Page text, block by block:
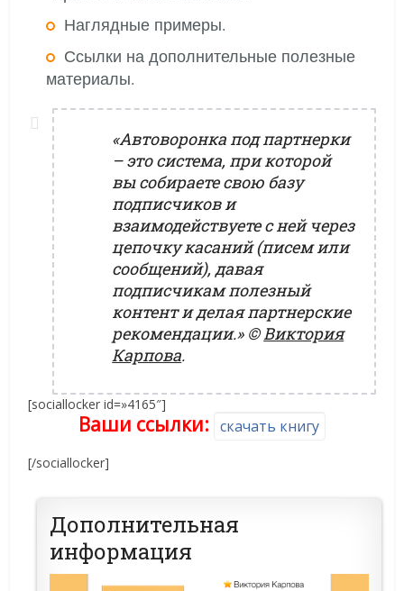
Наглядные примеры.
Ссылки на дополнительные полезные
материалы.
«Автоворонка под партнерки
– это система, при которой
вы собираете свою базу
подписчиков и
взаимодействуете с ней через
цепочку касаний (писем или
сообщений), давая
подписчикам полезный
контент и делая партнерские
рекомендации.»©Виктория
Карпова.
[sociallocker id=»4165″]
Ваши ссылки: скачать книгу
[/sociallocker]
Дополнительная
информация